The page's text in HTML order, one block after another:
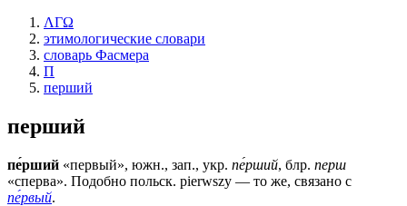
ΛΓΩ
этимологические словари
словарь Фасмера
П
перший
перший
пе́рший «первый», южн., зап., укр. пе́рший, блр. перш
«сперва». Подобно польск. pierwszy — то же, связано с
пе́рвый.